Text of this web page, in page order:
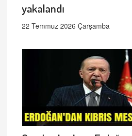
yakalandı
22 Temmuz 2026 Çarşamba